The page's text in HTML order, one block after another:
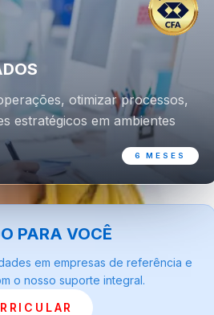
6 MESES
otimizar processos,
estratégicos em ambientes
PARA VOCÊ
em empresas de referência e
o nosso suporte integral.